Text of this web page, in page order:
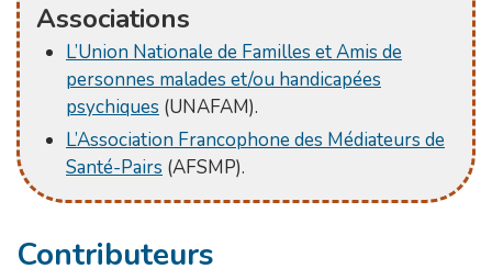
Associations
L’Union Nationale de Familles et Amis de
personnes malades et/ou handicapées
psychiques (UNAFAM).
L’Association Francophone des Médiateurs de
Santé-Pairs (AFSMP).
Contributeurs